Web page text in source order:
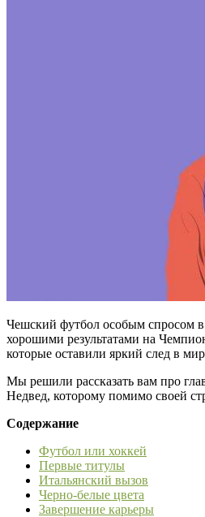
Чешский футбол особым спросом в
хорошими результатами на
которые оставили яркий след в
Мы решили рассказать вам про
Недвед, которому помимо своей
Содержание
Футбол или хоккей
Первые титулы
Итальянский вызов
Черно-белые цвета
Завершение карьеры